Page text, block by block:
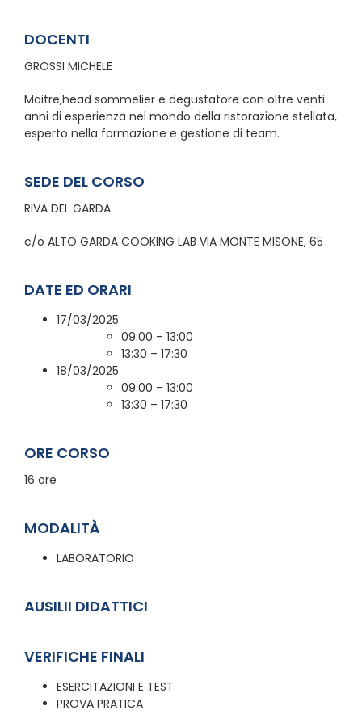
DOCENTI
GROSSI MICHELE
Maitre,head sommelier e degustatore con oltre venti
anni di esperienza nel mondo della ristorazione stellata,
esperto nella formazione e gestione di team.
SEDE DEL CORSO
RIVA DEL GARDA
c/o ALTO GARDA COOKING LAB VIA MONTE MISONE, 65
DATE ED ORARI
17/03/2025
09:00 – 13:00
13:30 – 17:30
18/03/2025
09:00 – 13:00
13:30 – 17:30
ORE CORSO
16 ore
MODALITÀ
LABORATORIO
AUSILII DIDATTICI
VERIFICHE FINALI
ESERCITAZIONI E TEST
PROVA PRATICA